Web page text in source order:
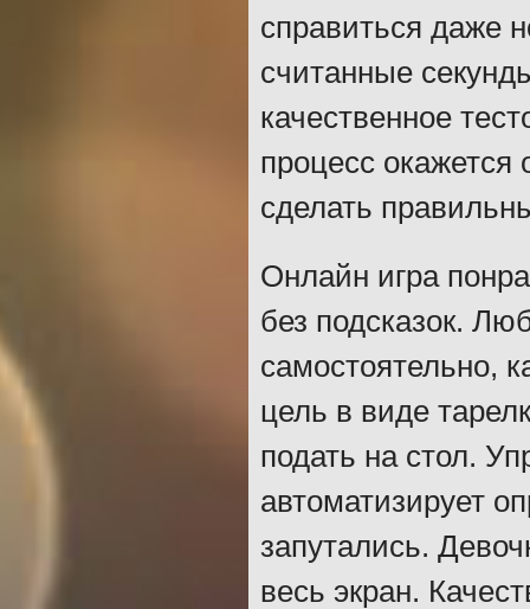
справиться даже
считанные
качественное
процесс
сделать
Онлайн игра
без подсказок.
самостоятельно,
цель в виде
подать на стол.
автоматизирует
запутались.
весь экран.